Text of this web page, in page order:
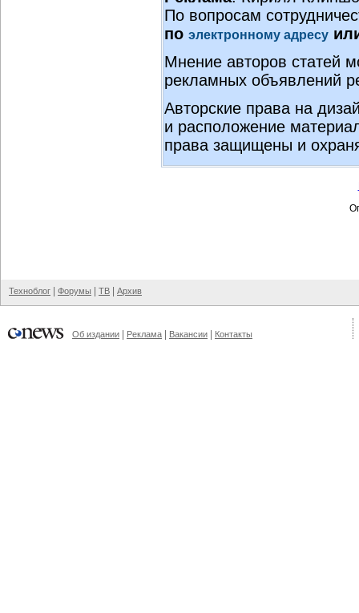
По вопросам
по электронному адресу
Мнение авторов статей
рекламных объявлений
Авторские права на
и расположение
права защищены и
Техноблог Форумы ТВ Архив
Об издании Реклама Вакансии Контакты